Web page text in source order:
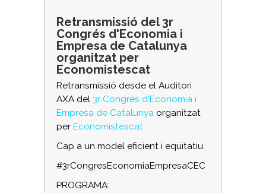
Retransmissió del 3r
Congrés d'Economia i
Empresa de Catalunya
organitzat per
Economistescat
Retransmissió desde el Auditori
AXA del 3r Congrés d'Economia i
Empresa de Catalunya organitzat
per Economistescat
Cap a un model eficient i equitatiu.
#3rCongresEconomiaEmpresaCEC
PROGRAMA: